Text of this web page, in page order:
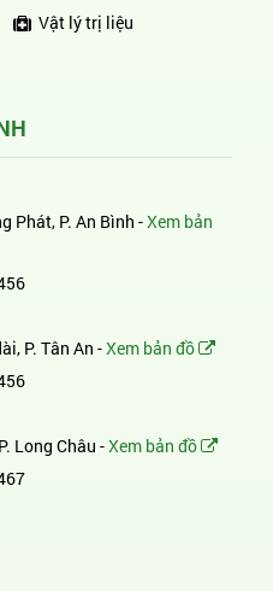
Vật lý trị liệu
Phát, P. An Bình -Xem bản
P. Tân An -Xem bản đồ
Long Châu -Xem bản đồ